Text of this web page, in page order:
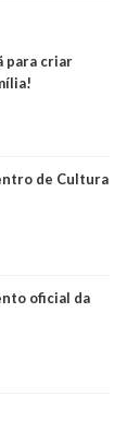
para criar
de Cultura
oficial da